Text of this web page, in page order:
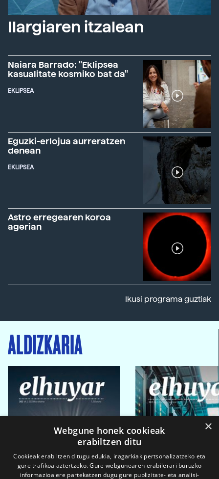
Ilargiaren itzalean
Naiara Barrado: "Eklipsea
kasualitate kosmiko bat da"
EKLIPSEA
Eguzki-erlojua aurreratzen
denean
EKLIPSEA
Astro erregearen koroa
agerian
Ikusi programa guztiak
ALDIZKARIA
×
Webgune honek cookieak
erabiltzen ditu
Cookieak erabiltzen ditugu edukia, iragarkiak pertsonalizatzeko eta
gure trafikoa aztertzeko. Gure webgunearen erabilerari buruzko
informazioa ere partekatzen dugu gure publizitate- eta analisi-